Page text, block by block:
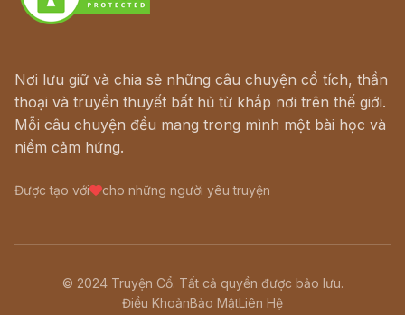
Nơi lưu giữ và chia sẻ những câu chuyện cổ tích, thần
thoại và truyền thuyết bất hủ từ khắp nơi trên thế giới.
Mỗi câu chuyện đều mang trong mình một bài học và
niềm cảm hứng.
Được tạo với cho những người yêu truyện
© 2024 Truyện Cổ. Tất cả quyền được bảo lưu.
Điều KhoảnBảo MậtLiên Hệ